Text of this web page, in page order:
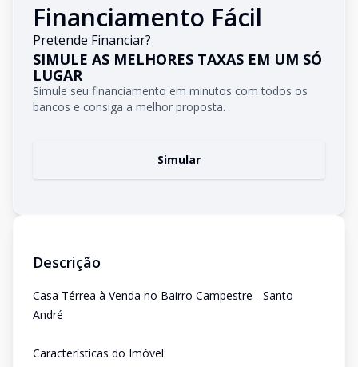
Financiamento Fácil
Pretende Financiar?
SIMULE AS MELHORES TAXAS EM UM SÓ
LUGAR
Simule seu financiamento em minutos com todos os
bancos e consiga a melhor proposta.
Simular
Descrição
Casa Térrea à Venda no Bairro Campestre - Santo
André
Características do Imóvel: